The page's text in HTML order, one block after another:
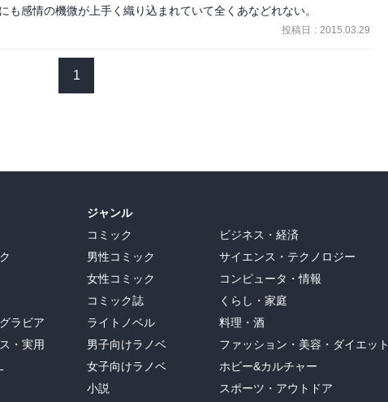
も感情の機微が上手く織り込まれていて全くあなどれない。
投稿日 : 2015.03.29
1
ラビア
・実用
ジャンル
コミック
男性コミック
女性コミック
コミック誌
ライトノベル
男子向けラノベ
女子向けラノベ
小説
ビジネス・経済
サイエンス・テクノロジー
コンピュータ・情報
くらし・家庭
料理・酒
ファッション・美容・ダイエット
ホビー&カルチャー
スポーツ・アウトドア